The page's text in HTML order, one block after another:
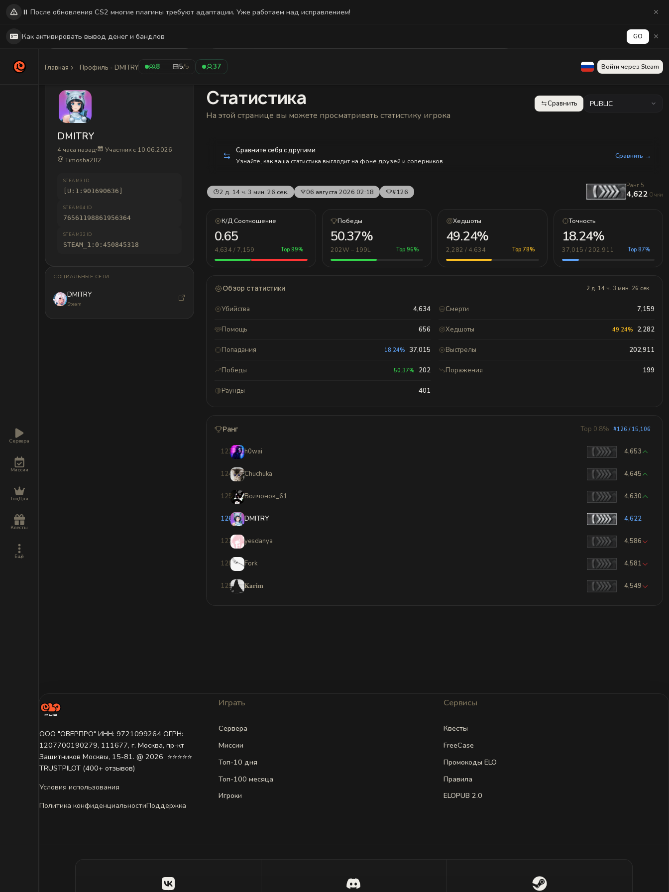
Сервера
Миссии
ТопДня
Квесты
Ещё
Главная Профиль - DMITRY 8 5/5 37 Войти через Steam
DMITRY
4 часа назад
Участник с 10.06.2026
Timosha282
STEAM3 ID
[U:1:901690636]
STEAM64 ID
76561198861956364
STEAM32 ID
STEAM_1:0:450845318
СОЦИАЛЬНЫЕ СЕТИ
DMITRY
Steam
Статистика
Статистика
На этой странице вы можете просматривать статистику игрока
Сравнить PUBLIC
Сравните себя с другими
Узнайте, как ваша статистика выглядит на фоне друзей и соперников
Сравнить →
2 д. 14 ч. 3 мин. 26 сек. 06 августа 2026 02:18 #126
Ранг 5
4,622 Очки
К/Д Соотношение
0.65
4,634 / 7,159 Top 99%
Победы
50.37%
202W – 199L Top 96%
Хедшоты
49.24%
2,282 / 4,634 Top 78%
Точность
18.24%
37,015 / 202,911 Top 87%
Обзор статистики 2 д. 14 ч. 3 мин. 26 сек.
Убийства 4,634 Смерти 7,159
Помощь 656 Хедшоты 49.24% 2,282
Попадания 18.24% 37,015 Выстрелы 202,911
Победы 50.37% 202 Поражения 199
Раунды 401
Ранг Top 0.8% #126 / 15,106
123 h0wai 4,653
124 Chuchuka 4,645
125 Волчонок_61 4,630
126 DMITRY 4,622
127 yesdanya 4,586
128 Fork 4,581
129 𝐊𝐚𝐫𝐢𝐦 4,549
ООО "ОВЕРПРО" ИНН: 9721099264 ОГРН:
1207700190279, 111677, г. Москва, пр-кт
Защитников Москвы, 15-81. @ 2026 ㅤ ⭐⭐⭐⭐⭐
TRUSTPILOT (400+ отзывов)
Условия использования
Политика конфиденциальностиПоддержка
Играть
Сервера
Миссии
Топ-10 дня
Топ-100 месяца
Игроки
Сервисы
Квесты
FreeCase
Промокоды ELO
Правила
ELOPUB 2.0
⏸️ После обновления CS2 многие плагины требуют адаптации. Уже работаем над исправлением!
Как активировать вывод денег и бандлов GO